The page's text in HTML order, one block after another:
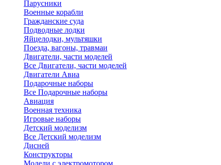
Парусники
Военные корабли
Гражданские суда
Подводные лодки
Яйцелодки, мультяшки
Поезда, вагоны, травмаи
Двигатели, части моделей
Все Двигатели, части моделей
Двигатели Авиа
Подарочные наборы
Все Подарочные наборы
Авиация
Военная техника
Игровые наборы
Детский моделизм
Все Детский моделизм
Дисней
Конструкторы
Модели с электромотором